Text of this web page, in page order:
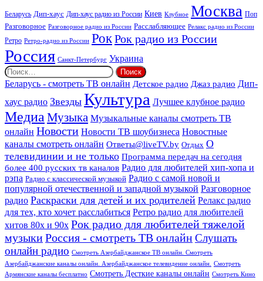
Беларусь Дип-хаус Дип-хаус радио из России Киев Клубное Москва Поп
Разговорное Разговорное радио из России Расслабляющее Релакс радио из России
Ретро Ретро-радио из России РокРок радио из России
Россия Санкт-Петербург Украина
Найти:
Беларусь - смотреть ТВ онлайн Детское радио Джаз радио Дип-
хаус радио Звезды Культура Лучшее клубное радио
Медиа Музыка Музыкальные каналы смотреть ТВ
онлайн Новости Новости ТВ шоубизнеса Новостные
каналы смотреть онлайн Ответы@liveTV.by Отдых О
телевидинии и не только Программа передач на сегодня
более 400 русских тв каналов Радио для любителей хип-хопа и
рэпа Радио с классической музыкой Радио с самой новой и
популярной отечественной и западной музыкой Разговорное
радио Раскраски для детей и их родителей Релакс радио
для тех, кто хочет расслабиться Ретро радио для любителей
хитов 80х и 90х Рок радио для любителей тяжелой
музыкиРоссия - смотреть ТВ онлайнСлушать
онлайн радио Смотреть Азербайджанское ТВ онлайн. Смотреть
Азербайджанские каналы онлайн. Азербайджанское телевидение онлайн.
Смотреть
Армянские каналы бесплатно Смотреть Десткие каналы онлайн Смотреть Кино